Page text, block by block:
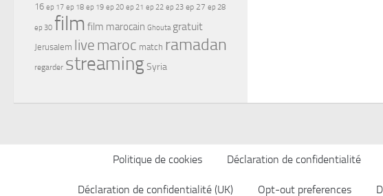
16 ep 17 ep 18 ep 19 ep 20 ep 21 ep 22 ep 23 ep 27 ep 28
ep 30 film film marocain Ghouta gratuit
Jerusalem live maroc match ramadan
regarder streamingSyria
Politique de cookies Déclaration de confidentialité
Déclaration de confidentialité (UK) Opt-out preferences